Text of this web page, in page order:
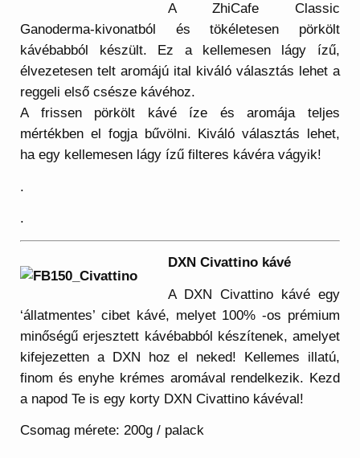
A ZhiCafe Classic
Ganoderma-kivonatból és tökéletesen pörkölt
kávébabból készült. Ez a kellemesen lágy ízű,
élvezetesen telt aromájú ital kiváló választás lehet a
reggeli első csésze kávéhoz.
A frissen pörkölt kávé íze és aromája teljes
mértékben el fogja bűvölni. Kiváló választás lehet,
ha egy kellemesen lágy ízű filteres kávéra vágyik!
.
.
DXN Civattino kávé
A DXN Civattino kávé egy
‘állatmentes’ cibet kávé, melyet 100% -os prémium
minőségű erjesztett kávébabból készítenek, amelyet
kifejezetten a DXN hoz el neked! Kellemes illatú,
finom és enyhe krémes aromával rendelkezik. Kezd
a napod Te is egy korty DXN Civattino kávéval!
Csomag mérete: 200g / palack